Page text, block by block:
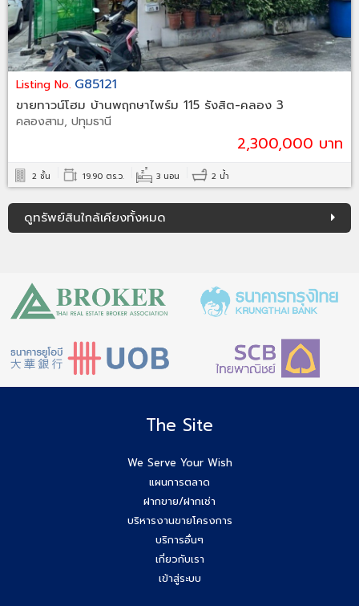
Listing No. G85121
ขายทาวน์โฮม บ้านพฤกษาไพร์ม 115 รังสิต-คลอง 3
คลองสาม, ปทุมธานี
2,300,000 บาท
2 ชั้น 19.90 ตร.ว. 3 นอน 2 น้ำ
ดูทรัพย์สินใกล้เคียงทั้งหมด
The Site
We Serve Your Wish
แผนการตลาด
ฝากขาย/ฝากเช่า
บริหารงานขายโครงการ
บริการอื่นๆ
เกี่ยวกับเรา
เข้าสู่ระบบ